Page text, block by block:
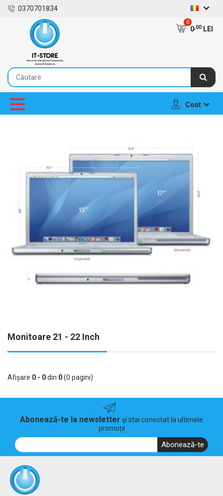
0370701834
0
0,00LEI
Cont
Monitoare 21 - 22 Inch
Afişare 0 - 0din 0(0 pagini)
Abonează-te la newsletter și stai conectat la ultimele
promoții
Abonează-te